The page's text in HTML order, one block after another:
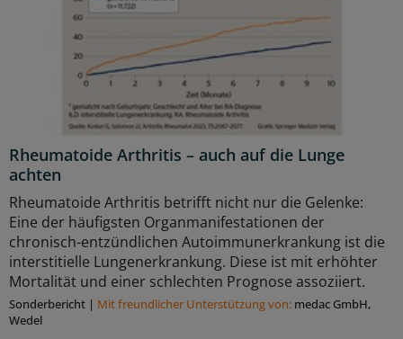
Rheumatoide Arthritis – auch auf die Lunge
achten
Rheumatoide Arthritis betrifft nicht nur die Gelenke:
Eine der häufigsten Organmanifestationen der
chronisch-entzündlichen Autoimmunerkrankung ist die
interstitielle Lungenerkrankung. Diese ist mit erhöhter
Mortalität und einer schlechten Prognose assoziiert.
Sonderbericht | Mit freundlicher Unterstützung von: medac GmbH,
Wedel